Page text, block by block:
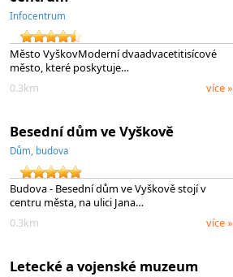
Infocentrum
Město VyškovModerní dvaadvacetitisícové
město, které poskytuje…
0.3km
více »
Besední dům ve Vyškově
Dům, budova
Budova - Besední dům ve Vyškově stojí v
centru města, na ulici Jana…
0.3km
více »
Letecké a vojenské muzeum